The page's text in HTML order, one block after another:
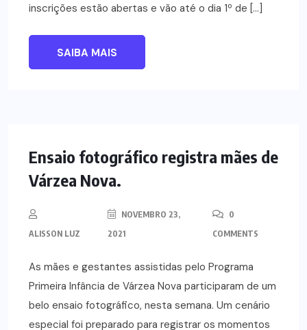
inscrições estão abertas e vão até o dia 1º de […]
SAIBA MAIS
NOTÍCIAS
Ensaio fotográfico registra mães de
Várzea Nova.
ALISSON LUZ
NOVEMBRO 23,
2021
0
COMMENTS
As mães e gestantes assistidas pelo Programa
Primeira Infância de Várzea Nova participaram de um
belo ensaio fotográfico, nesta semana. Um cenário
especial foi preparado para registrar os momentos